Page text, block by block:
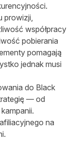
prowizji,
współpracy
pobierania
pomagają
jednak musi
do Black
— od
na
.